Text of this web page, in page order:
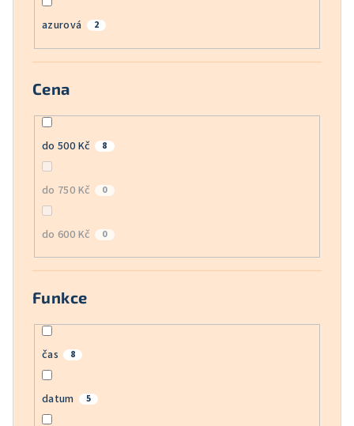
azurová 2
Cena
do 500 Kč 8
do 750 Kč 0
do 600 Kč 0
Funkce
čas 8
datum 5